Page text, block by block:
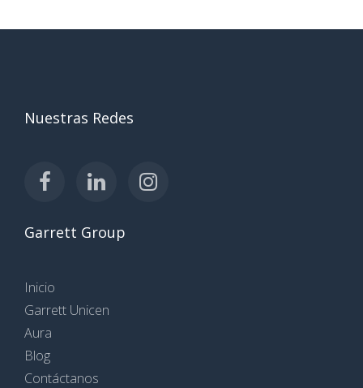
Nuestras Redes
Garrett Group
Inicio
Garrett Unicen
Aura
Blog
Contáctanos